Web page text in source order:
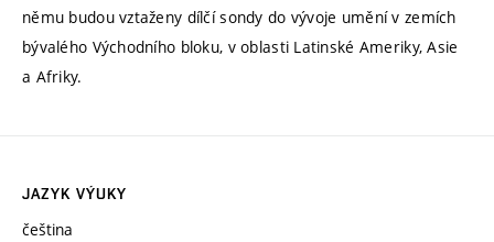
němu budou vztaženy dílčí sondy do vývoje umění v zemích
bývalého Východního bloku, v oblasti Latinské Ameriky, Asie
a Afriky.
JAZYK VÝUKY
čeština